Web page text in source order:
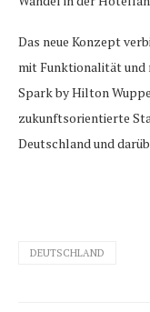
Das neue Konzept
mit Funktionalität und
Spark by Hilton
zukunftsorientierte
Deutschland und
DEUTSCHLAND